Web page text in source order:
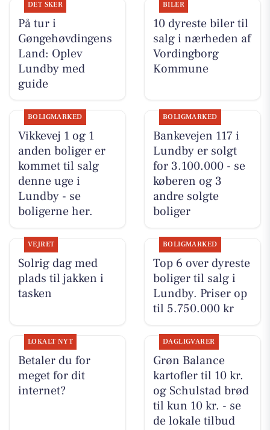
DET SKER
På tur i
Gøngehøvdingens
Land: Oplev
Lundby med
guide
BILER
10 dyreste biler til
salg i nærheden af
Vordingborg
Kommune
BOLIGMARKED
Vikkevej 1 og 1
anden boliger er
kommet til salg
denne uge i
Lundby - se
boligerne her.
BOLIGMARKED
Bankevejen 117 i
Lundby er solgt
for 3.100.000 - se
køberen og 3
andre solgte
boliger
VEJRET
Solrig dag med
plads til jakken i
tasken
BOLIGMARKED
Top 6 over dyreste
boliger til salg i
Lundby. Priser op
til 5.750.000 kr
LOKALT NYT
Betaler du for
meget for dit
internet?
DAGLIGVARER
Grøn Balance
kartofler til 10 kr.
og Schulstad brød
til kun 10 kr. - se
de lokale tilbud